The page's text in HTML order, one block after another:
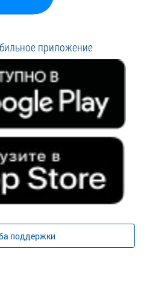
приложение
поддержки